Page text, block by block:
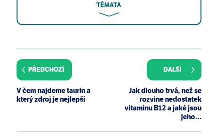
TÉMATA
2023;380(6649):eabn9257.
Shao A, Hathcock JN. Risk assessment for the amino
acids taurine, L-glutamine and L-arginine. Regul
Toxicol Pharmacol. 2008;50(3):376-399.
Pimenta AI, Bernardino RM, Pereira IAC. Role of
human disease. Adv Microb Physiol. 2024;85:145-
PŘEDCHOZÍ
V čem najdeme taurin a
který zdroj je nejlepší
Jak dlouho trvá, než se
rozvine nedostatek
vitamínu B12 a jaké jsou
jeho…
DALŠÍ